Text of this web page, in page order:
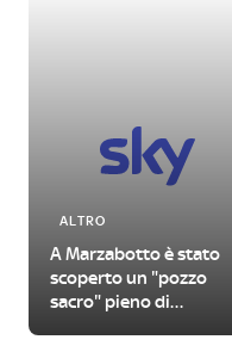
ALTRO
A Marzabotto è stato
scoperto un "pozzo
sacro" pieno di